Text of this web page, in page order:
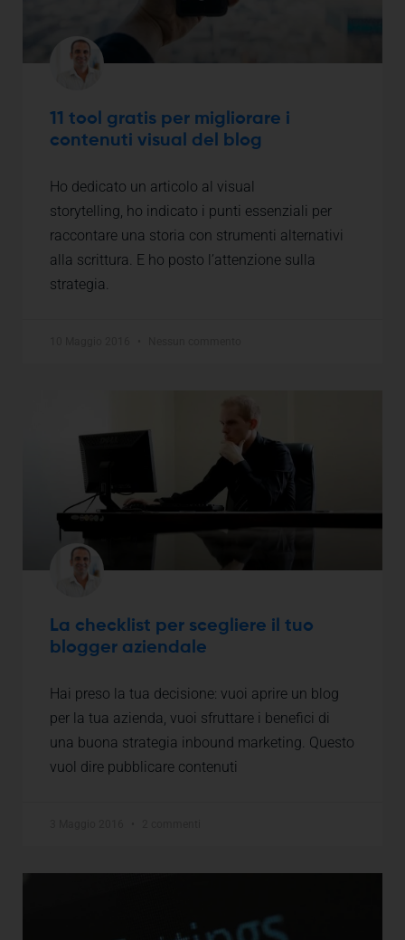
11 tool gratis per migliorare i
contenuti visual del blog
Ho dedicato un articolo al visual
storytelling, ho indicato i punti essenziali per
raccontare una storia con strumenti alternativi
alla scrittura. E ho posto l’attenzione sulla
strategia.
La checklist per scegliere il tuo
blogger aziendale
Hai preso la tua decisione: vuoi aprire un blog
per la tua azienda, vuoi sfruttare i benefici di
una buona strategia inbound marketing. Questo
vuol dire pubblicare contenuti